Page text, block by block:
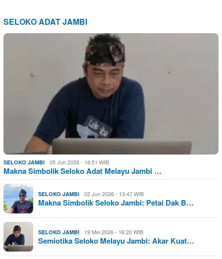
SELOKO ADAT JAMBI
SELOKO JAMBI 05 Jun 2026 - 16:51 WIB
Makna Simbolik Seloko Adat Melayu Jambi …
SELOKO JAMBI 02 Jun 2026 - 13:47 WIB
Makna Simbolik Seloko Jambi: Petai Dak B…
SELOKO JAMBI 19 Mei 2026 - 16:20 WIB
Semiotika Seloko Melayu Jambi: Akar Kuat…